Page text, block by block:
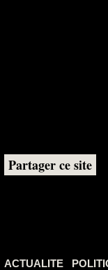
Partager ce site
ACTUALITE